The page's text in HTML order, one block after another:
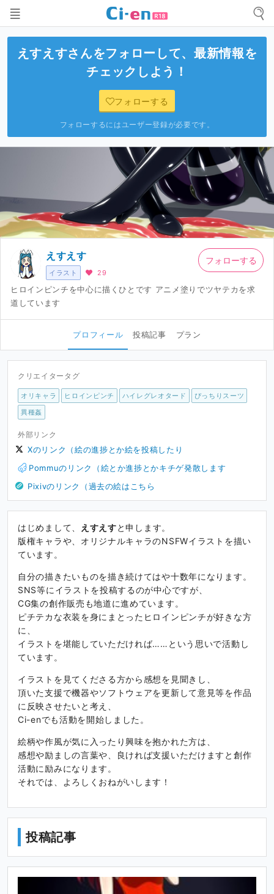
えすえすさんをフォローして、最新情報を
チェックしよう！
フォローする
フォローするにはユーザー登録が必要です。
イラスト
えすえす
29
ヒロインピンチを中心に描くひとです アニメ塗りでツヤテカを求
道しています
フォローする
プロフィール 投稿記事 プラン
クリエイタータグ
オリキャラ ヒロインピンチ ハイレグレオタード
ぴっちりスーツ
異種姦
外部リンク
Xのリンク（絵の進捗とか絵を投稿したり
Pommuのリンク（絵とか進捗とかキチゲ発散します
Pixivのリンク（過去の絵はこちら
はじめまして、 えすえすと申します。
版権キャラや、オリジナルキャラのNSFWイラストを描い
ています。
自分の描きたいものを描き続けてはや十数年になります。
SNS等にイラストを投稿するのが中心ですが、
CG集の創作販売も地道に進めています。
ピチテカな衣装を身にまとったヒロインピンチが好きな方
に、
イラストを堪能していただければ……という思いで活動し
ています。
イラストを見てくださる方から感想を見聞きし、
頂いた支援で機器やソフトウェアを更新して意見等を作品
に反映させたいと考え、
Ci-enでも活動を開始しました。
絵柄や作風が気に入ったり興味を抱かれた方は、
感想や励ましの言葉や、良ければ支援いただけますと創作
活動に励みになります。
それでは、よろしくおねがいします！
投稿記事